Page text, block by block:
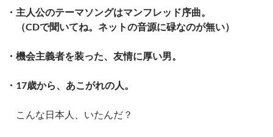
・主人公のテーマソングはマンフレッド序曲。
（CDで聞いてね。ネットの音源に碌なのが無い）
・機会主義者を装った、友情に厚い男。
・17歳から、あこがれの人。
こんな日本人、いたんだ？